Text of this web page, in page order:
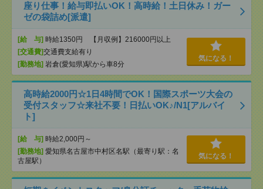
座り仕事！給与即払いOK！高時給！土日休み！ガー
ゼの袋詰め[派遣]
[給 与] 時給1350円 【月収例】216000円以上
[交通費]交通費支給有り
[勤務地] 岩倉(愛知県)駅から車8分
気になる！
高時給2000円☆1日4時間でOK！国際スポーツ大会の
受付スタッフ☆来社不要！日払いOK♪/N1[アルバイ
ト]
[給 与] 時給2,000円～
[勤務地] 愛知県名古屋市中村区名駅（最寄り駅：名
古屋駅）
気になる！